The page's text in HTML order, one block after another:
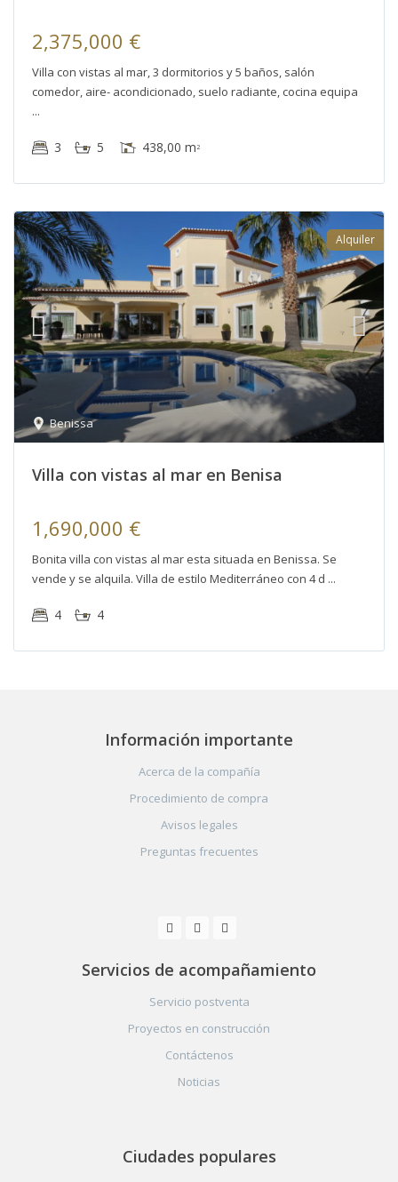
2,375,000 €
Villa con vistas al mar, 3 dormitorios y 5 baños, salón
comedor, aire- acondicionado, suelo radiante, cocina equipa
3 5 438,00 m 2
Benissa
Alquiler
Villa con vistas al mar en Benisa
1,690,000 €
Bonita villa con vistas al mar esta situada en Benissa. Se
vende y se alquila. Villa de estilo Mediterráneo con 4 d
4 4
Información importante
Acerca de la compañía
Procedimiento de compra
Avisos legales
Preguntas frecuentes
Servicios de acompañamiento
Servicio postventa
Proyectos en construcción
Contáctenos
Noticias
Ciudades populares